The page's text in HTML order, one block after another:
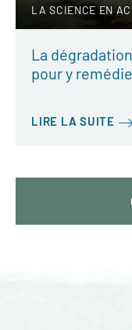
LA SCIENCE EN
La
pour y
LIRE LA SUITE